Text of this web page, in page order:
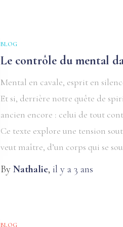
BLOG
Le contrôle du mental
Mental en cavale, esprit en
Et si, derrière notre quête de
ancien encore : celui de tout
Ce texte explore une tension
veut maître, d’un corps qui se
ByNathalie, il y a3 ans
BLOG